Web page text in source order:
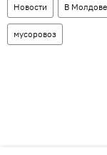
Новости В Молдове
мусоровоз